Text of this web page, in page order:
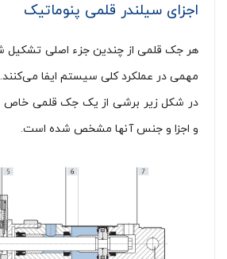
اجزای سیلندر قلمی پنوماتیک
هر جک قلمی از چندین جزء اصلی
مهمی در عملکرد کلی سیستم ایفا می‌کنند.
در شکل زیر برشی از یک جک قلمی
و اجزا و جنس آنها مشخص شده است.